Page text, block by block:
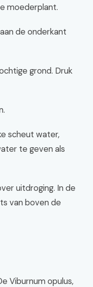
moederplant.
de onderkant
grond. Druk
scheut water,
te geven als
uitdroging. In de
van boven de
Viburnum opulus,